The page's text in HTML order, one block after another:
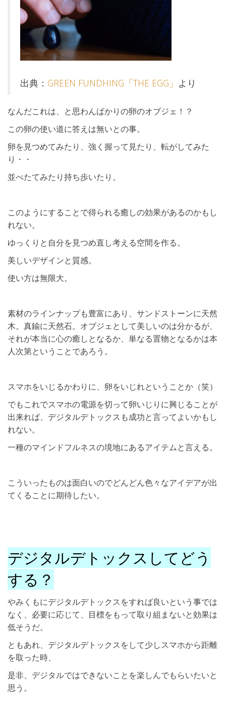
出典： GREEN FUNDHING「THE EGG」 より
なんだこれは、と思わんばかりの卵のオブジェ！？
この卵の使い道に答えは無いとの事。
卵を見つめてみたり、強く握って見たり、転がしてみた
り・・
並べたてみたり持ち歩いたり。
このようにすることで得られる癒しの効果があるのかもし
れない。
ゆっくりと自分を見つめ直し考える空間を作る。
美しいデザインと質感。
使い方は無限大。
素材のラインナップも豊富にあり、サンドストーンに天然
木。真鍮に天然石。オブジェとして美しいのは分かるが、
それが本当に心の癒しとなるか、単なる置物となるかは本
人次第ということであろう。
スマホをいじるかわりに、卵をいじれということか（笑）
でもこれでスマホの電源を切って卵いじりに興じることが
出来れば、デジタルデトックスも成功と言ってよいかもし
れない。
一種のマインドフルネスの境地にあるアイテムと言える。
こういったものは面白いのでどんどん色々なアイデアが出
てくることに期待したい。
デジタルデトックスしてどう
する？
やみくもにデジタルデトックスをすれば良いという事では
なく、必要に応じて、目標をもって取り組まないと効果は
低そうだ。
ともあれ、デジタルデトックスをして少しスマホから距離
を取った時、
是非、デジタルではできないことを楽しんでもらいたいと
思う。